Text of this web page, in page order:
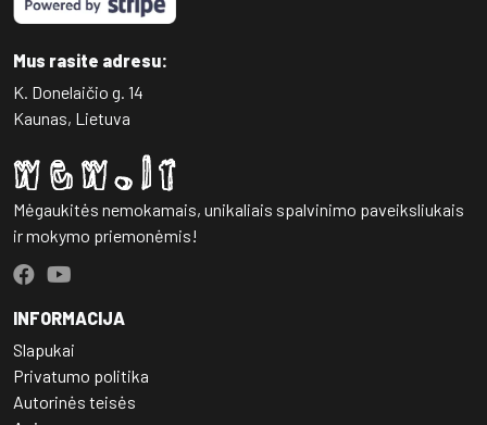
Mus rasite adresu:
K. Donelaičio g. 14
Kaunas, Lietuva
Mėgaukitės nemokamais, unikaliais spalvinimo paveiksliukais
ir mokymo priemonėmis!
INFORMACIJA
Slapukai
Privatumo politika
Autorinės teisės